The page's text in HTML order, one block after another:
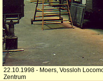
22.10.1998 - Moers, Vossloh
Zentrum